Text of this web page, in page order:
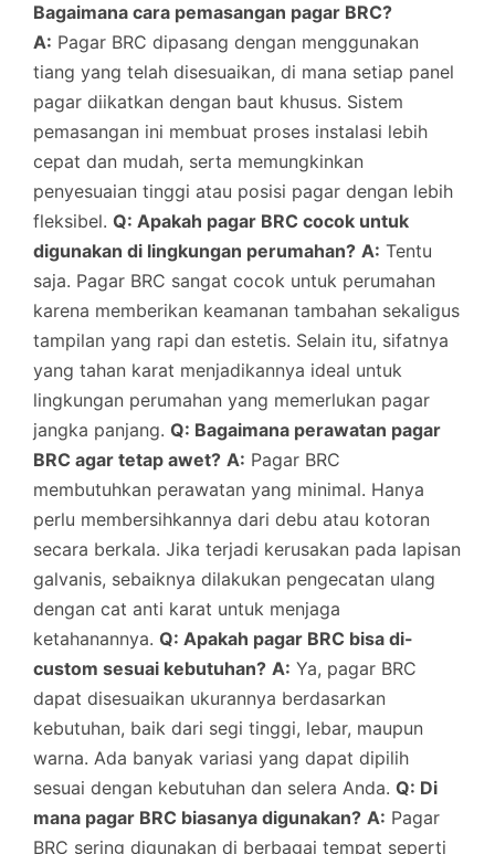
Bagaimana cara pemasangan pagar BRC?
A: Pagar BRC dipasang dengan menggunakan
tiang yang telah disesuaikan, di mana setiap panel
pagar diikatkan dengan baut khusus. Sistem
pemasangan ini membuat proses instalasi lebih
cepat dan mudah, serta memungkinkan
penyesuaian tinggi atau posisi pagar dengan lebih
fleksibel. Q: Apakah pagar BRC cocok untuk
digunakan di lingkungan perumahan? A: Tentu
saja. Pagar BRC sangat cocok untuk perumahan
karena memberikan keamanan tambahan sekaligus
tampilan yang rapi dan estetis. Selain itu, sifatnya
yang tahan karat menjadikannya ideal untuk
lingkungan perumahan yang memerlukan pagar
jangka panjang. Q: Bagaimana perawatan pagar
BRC agar tetap awet? A: Pagar BRC
membutuhkan perawatan yang minimal. Hanya
perlu membersihkannya dari debu atau kotoran
secara berkala. Jika terjadi kerusakan pada lapisan
galvanis, sebaiknya dilakukan pengecatan ulang
dengan cat anti karat untuk menjaga
ketahanannya. Q: Apakah pagar BRC bisa di-
custom sesuai kebutuhan? A: Ya, pagar BRC
dapat disesuaikan ukurannya berdasarkan
kebutuhan, baik dari segi tinggi, lebar, maupun
warna. Ada banyak variasi yang dapat dipilih
sesuai dengan kebutuhan dan selera Anda. Q: Di
mana pagar BRC biasanya digunakan? A: Pagar
BRC sering digunakan di berbagai tempat seperti